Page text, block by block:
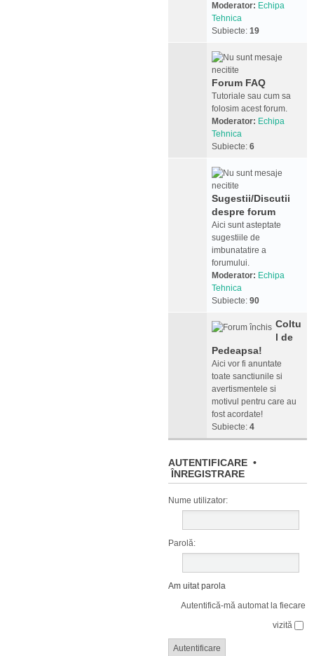
Moderator: Echipa
Tehnica
Subiecte: 19
Forum FAQ
Tutoriale sau cum sa
folosim acest forum.
Moderator: Echipa
Tehnica
Subiecte: 6
Sugestii/Discutii
despre forum
Aici sunt asteptate
sugestiile de
imbunatatire a
forumului.
Moderator: Echipa
Tehnica
Subiecte: 90
Coltu
l de
Pedeapsa!
Aici vor fi anuntate
toate sanctiunile si
avertismentele si
motivul pentru care au
fost acordate!
Subiecte: 4
AUTENTIFICARE •
ÎNREGISTRARE
Nume utilizator:
Parolă:
Am uitat parola
Autentifică-mă automat la fiecare
vizită